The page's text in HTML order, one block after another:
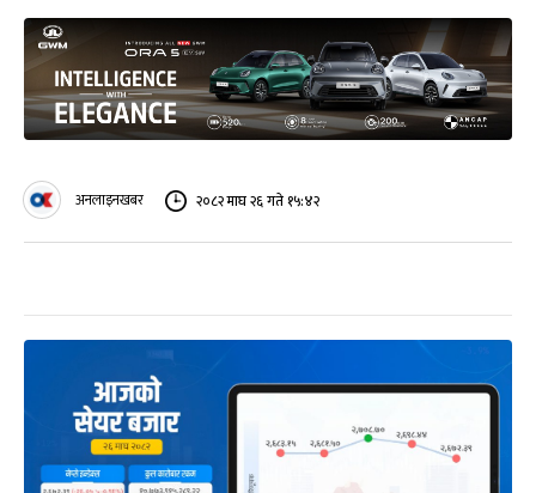
अनलाइनखबर २०८२ माघ २६ गते १५:४२